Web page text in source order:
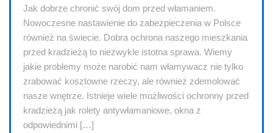
Jak dobrze chronić swój dom przed włamaniem.
Nowoczesne nastawienie do zabezpieczenia w Polsce
również na świecie. Dobra ochrona naszego mieszkania
przed kradzieżą to niezwykle istotna sprawa. Wiemy
jakie problemy może narobić nam włamywacz nie tylko
zrabować kosztowne rzeczy, ale również zdemolować
nasze wnętrze. Istnieje wiele możliwości ochronny przed
kradzieżą jak rolety antywłamaniowe, okna z
odpowiednimi […]